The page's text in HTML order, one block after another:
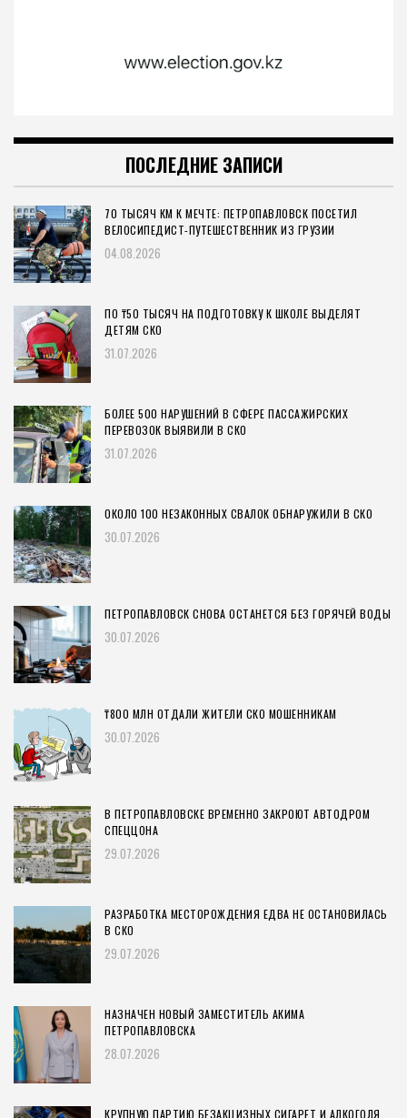
ПОСЛЕДНИЕ ЗАПИСИ
70 ТЫСЯЧ КМ К МЕЧТЕ: ПЕТРОПАВЛОВСК ПОСЕТИЛ
ВЕЛОСИПЕДИСТ-ПУТЕШЕСТВЕННИК ИЗ ГРУЗИИ
04.08.2026
ПО ₸50 ТЫСЯЧ НА ПОДГОТОВКУ К ШКОЛЕ ВЫДЕЛЯТ
ДЕТЯМ СКО
31.07.2026
БОЛЕЕ 500 НАРУШЕНИЙ В СФЕРЕ ПАССАЖИРСКИХ
ПЕРЕВОЗОК ВЫЯВИЛИ В СКО
31.07.2026
ОКОЛО 100 НЕЗАКОННЫХ СВАЛОК ОБНАРУЖИЛИ В СКО
30.07.2026
ПЕТРОПАВЛОВСК СНОВА ОСТАНЕТСЯ БЕЗ ГОРЯЧЕЙ ВОДЫ
30.07.2026
₸800 МЛН ОТДАЛИ ЖИТЕЛИ СКО МОШЕННИКАМ
30.07.2026
В ПЕТРОПАВЛОВСКЕ ВРЕМЕННО ЗАКРОЮТ АВТОДРОМ
СПЕЦЦОНА
29.07.2026
РАЗРАБОТКА МЕСТОРОЖДЕНИЯ ЕДВА НЕ ОСТАНОВИЛАСЬ
В СКО
29.07.2026
НАЗНАЧЕН НОВЫЙ ЗАМЕСТИТЕЛЬ АКИМА
ПЕТРОПАВЛОВСКА
28.07.2026
КРУПНУЮ ПАРТИЮ БЕЗАКЦИЗНЫХ СИГАРЕТ И АЛКОГОЛЯ